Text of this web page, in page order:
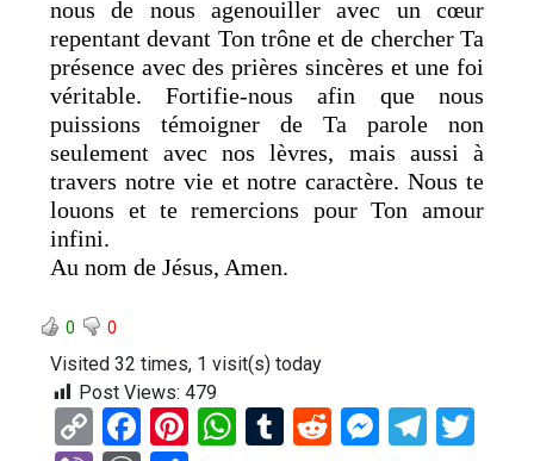
nous de nous agenouiller avec un cœur
repentant devant Ton trône et de chercher Ta
présence avec des prières sincères et une foi
véritable. Fortifie-nous afin que nous
puissions témoigner de Ta parole non
seulement avec nos lèvres, mais aussi à
travers notre vie et notre caractère. Nous te
louons et te remercions pour Ton amour
infini.
Au nom de Jésus, Amen.
0 0
Visited 32 times, 1 visit(s) today
Post Views: 479
C
F
Pi W T
R
M T